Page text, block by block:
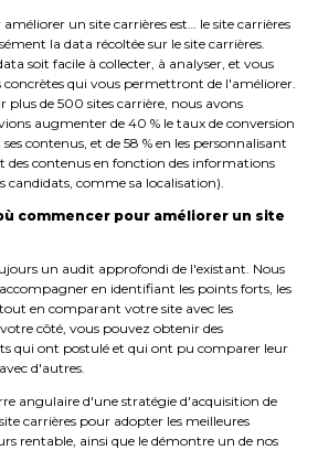
un site carrières est… le site carrières
la data récoltée sur le site carrières.
soit facile à collecter, à analyser, et vous
qui vous permettront de l'améliorer.
plus de 500 sites carrière, nous avons
augmenter de 40 % le taux de conversion
contenus, et de 58 % en les personnalisant
des contenus en fonction des informations
candidats, comme sa localisation).
commencer pour améliorer un site
un audit approfondi de l'existant. Nous
en identifiant les points forts, les
en comparant votre site avec les
côté, vous pouvez obtenir des
qui ont postulé et qui ont pu comparer leur
d'autres.
angulaire d'une stratégie d'acquisition de
carrières pour adopter les meilleures
rentable, ainsi que le démontre un de nos